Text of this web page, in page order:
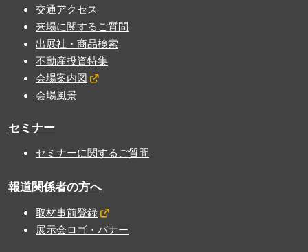
交通アクセス
来場に関するご質問
出展社・商品検索
不動産投資特集
会場案内図
会場風景
セミナー
セミナーに関するご質問
報道関係者の方へ
取材事前登録
展示会ロゴ・バナー